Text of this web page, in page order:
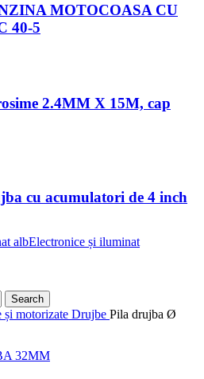
MOTOCOASA CU
40-5
2.4MM X 15M, cap
cu acumulatori de 4 inch
Electronice și iluminat
Search
și motorizate Drujbe Pila drujba Ø